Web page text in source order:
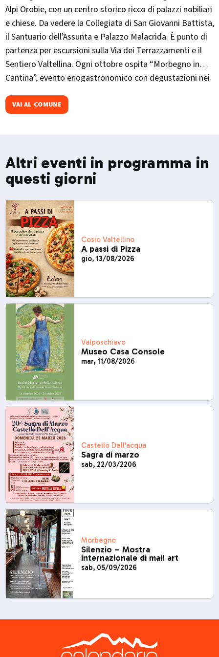
Alpi Orobie, con un centro storico ricco di palazzi nobiliari
e chiese. Da vedere la Collegiata di San Giovanni Battista,
il Santuario dell’Assunta e Palazzo Malacrida. È punto di
partenza per escursioni sulla Via dei Terrazzamenti e il
Sentiero Valtellina. Ogni ottobre ospita “Morbegno in
Cantina”, evento enogastronomico con degustazioni nei
VAI AL COMUNE
Altri eventi in programma in
questi giorni
Cosio Valtellino
A passi di Pizza
gio, 13/08/2026
Valposchiavo
Museo Casa Console
mar, 11/08/2026
Castello Dell'acqua
Sagra di marzo
sab, 22/03/2206
Morbegno
Silenzio – Mostra
internazionale di mail art
sab, 05/09/2026